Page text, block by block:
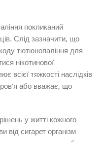
покликаний
Слід зазначити, що
тютюнопаління для
нікотинової
всієї тяжкості наслідків
або вважає, що
у житті кожного
від сигарет організм